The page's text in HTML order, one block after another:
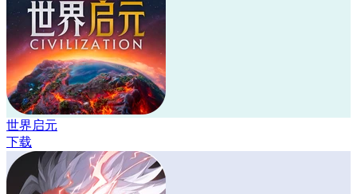
世界启元
下载